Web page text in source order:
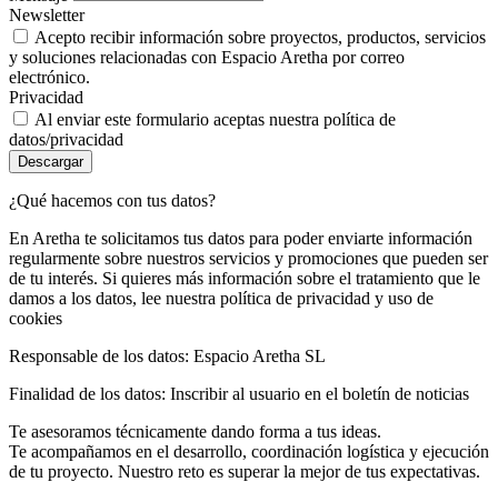
Newsletter
Acepto recibir información sobre proyectos, productos, servicios
y soluciones relacionadas con Espacio Aretha por correo
electrónico.
Privacidad
Al enviar este formulario aceptas nuestra política de
datos/privacidad
Descargar
¿Qué hacemos con tus datos?
En Aretha te solicitamos tus datos para poder enviarte información
regularmente sobre nuestros servicios y promociones que pueden ser
de tu interés. Si quieres más información sobre el tratamiento que le
damos a los datos, lee nuestra política de privacidad y uso de
cookies
Responsable de los datos: Espacio Aretha SL
Finalidad de los datos: Inscribir al usuario en el boletín de noticias
Te asesoramos técnicamente dando forma a tus ideas.
Te acompañamos en el desarrollo, coordinación logística y ejecución
de tu proyecto. Nuestro reto es superar la mejor de tus expectativas.